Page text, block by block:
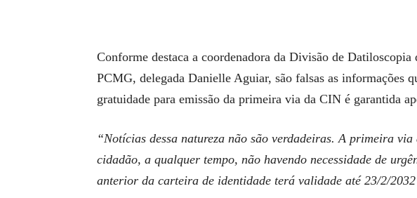
Conforme destaca a coordenadora da Divisão de
PCMG, delegada Danielle Aguiar, são falsas as informações
gratuidade para emissão da primeira via da CIN é garantida
“Notícias dessa natureza não são verdadeiras. A primeira
cidadão, a qualquer tempo, não havendo necessidade de
anterior da carteira de identidade terá validade até 23/2/